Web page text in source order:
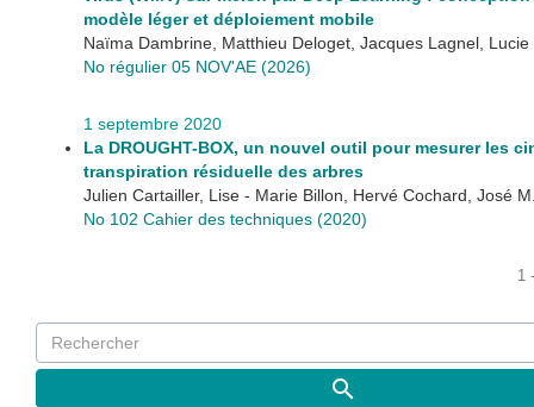
modèle léger et déploiement mobile
Naïma Dambrine, Matthieu Deloget, Jacques Lagnel, Lucie
No régulier 05 NOV'AE (2026)
1 septembre 2020
La DROUGHT-BOX, un nouvel outil pour mesurer les
transpiration résiduelle des arbres
Julien Cartailler, Lise - Marie Billon, Hervé Cochard, José
No 102 Cahier des techniques (2020)
1